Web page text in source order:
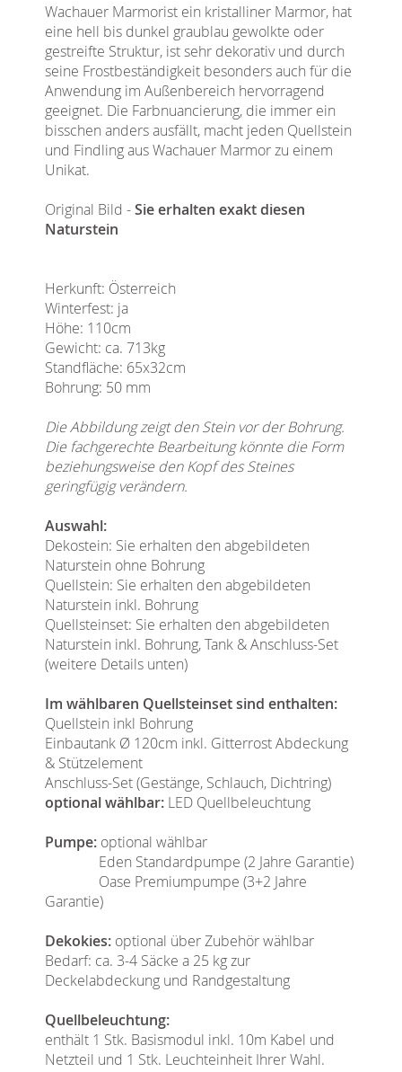
Wachauer Marmorist ein kristalliner Marmor, hat
eine hell bis dunkel graublau gewolkte oder
gestreifte Struktur, ist sehr dekorativ und durch
seine Frostbeständigkeit besonders auch für die
Anwendung im Außenbereich hervorragend
geeignet. Die Farbnuancierung, die immer ein
bisschen anders ausfällt, macht jeden Quellstein
und Findling aus Wachauer Marmor zu einem
Unikat.
Original Bild -Sie erhalten exakt diesen
Naturstein
Herkunft: Österreich
Winterfest: ja
Höhe: 110cm
Gewicht: ca. 713kg
Standfläche: 65x32cm
Bohrung: 50 mm
Die Abbildung zeigt den Stein vor der Bohrung.
Die fachgerechte Bearbeitung könnte die Form
beziehungsweise den Kopf des Steines
geringfügig verändern.
Auswahl:
Dekostein: Sie erhalten den abgebildeten
Naturstein ohne Bohrung
Quellstein: Sie erhalten den abgebildeten
Naturstein inkl. Bohrung
Quellsteinset: Sie erhalten den abgebildeten
Naturstein inkl. Bohrung, Tank & Anschluss-Set
(weitere Details unten)
Im wählbaren Quellsteinset sind enthalten:
Quellstein inkl Bohrung
Einbautank Ø 120cm inkl. Gitterrost Abdeckung
& Stützelement
Anschluss-Set (Gestänge, Schlauch, Dichtring)
optional wählbar: LED Quellbeleuchtung
Pumpe: optional wählbar
Eden Standardpumpe (2 Jahre Garantie)
Oase Premiumpumpe (3+2 Jahre
Garantie)
Dekokies: optional über Zubehör wählbar
Bedarf: ca. 3-4 Säcke a 25 kg zur
Deckelabdeckung und Randgestaltung
Quellbeleuchtung:
enthält 1 Stk. Basismodul inkl. 10m Kabel und
Netzteil und 1 Stk. Leuchteinheit Ihrer Wahl.